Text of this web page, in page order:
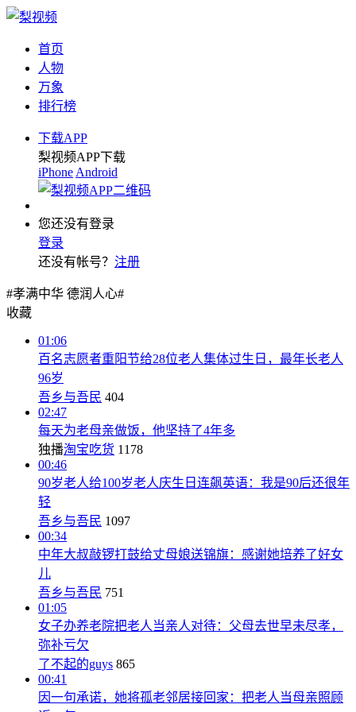
首页
人物
万象
排行榜
下载APP
梨视频APP下载
iPhone Android
您还没有登录
登录
还没有帐号？ 注册
#孝满中华 德润人心#
收藏
01:06
百名志愿者重阳节给28位老人集体过生日，最年长老人
96岁
吾乡与吾民 404
02:47
每天为老母亲做饭，他坚持了4年多
独播淘宝吃货 1178
00:46
90岁老人给100岁老人庆生日连飙英语：我是90后还很年
轻
吾乡与吾民 1097
00:34
中年大叔敲锣打鼓给丈母娘送锦旗：感谢她培养了好女
儿
吾乡与吾民 751
01:05
女子办养老院把老人当亲人对待：父母去世早未尽孝，
弥补亏欠
了不起的guys 865
00:41
因一句承诺，她将孤老邻居接回家：把老人当母亲照顾